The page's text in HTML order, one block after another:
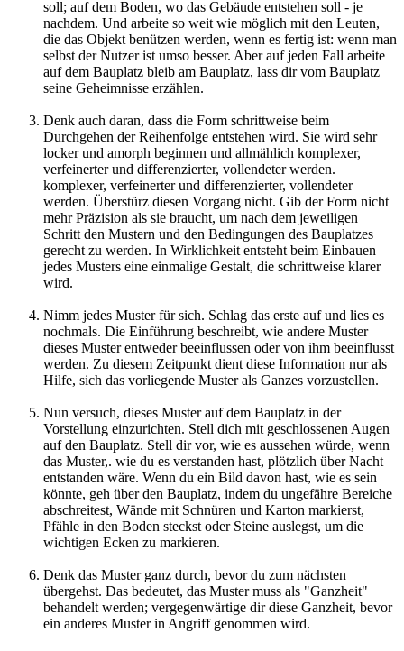
soll; auf dem Boden, wo das Gebäude entstehen soll - je
nachdem. Und arbeite so weit wie möglich mit den Leuten,
die das Objekt benützen werden, wenn es fertig ist: wenn man
selbst der Nutzer ist umso besser. Aber auf jeden Fall arbeite
auf dem Bauplatz bleib am Bauplatz, lass dir vom Bauplatz
seine Geheimnisse erzählen.
Denk auch daran, dass die Form schrittweise beim
Durchgehen der Reihenfolge entstehen wird. Sie wird sehr
locker und amorph beginnen und allmählich komplexer,
verfeinerter und differenzierter, vollendeter werden.
komplexer, verfeinerter und differenzierter, vollendeter
werden. Überstürz diesen Vorgang nicht. Gib der Form nicht
mehr Präzision als sie braucht, um nach dem jeweiligen
Schritt den Mustern und den Bedingungen des Bauplatzes
gerecht zu werden. In Wirklichkeit entsteht beim Einbauen
jedes Musters eine einmalige Gestalt, die schrittweise klarer
wird.
Nimm jedes Muster für sich. Schlag das erste auf und lies es
nochmals. Die Einführung beschreibt, wie andere Muster
dieses Muster entweder beeinflussen oder von ihm beeinflusst
werden. Zu diesem Zeitpunkt dient diese Information nur als
Hilfe, sich das vorliegende Muster als Ganzes vorzustellen.
Nun versuch, dieses Muster auf dem Bauplatz in der
Vorstellung einzurichten. Stell dich mit geschlossenen Augen
auf den Bauplatz. Stell dir vor, wie es aussehen würde, wenn
das Muster,. wie du es verstanden hast, plötzlich über Nacht
entstanden wäre. Wenn du ein Bild davon hast, wie es sein
könnte, geh über den Bauplatz, indem du ungefähre Bereiche
abschreitest, Wände mit Schnüren und Karton markierst,
Pfähle in den Boden steckst oder Steine auslegst, um die
wichtigen Ecken zu markieren.
Denk das Muster ganz durch, bevor du zum nächsten
übergehst. Das bedeutet, das Muster muss als "Ganzheit"
behandelt werden; vergegenwärtige dir diese Ganzheit, bevor
ein anderes Muster in Angriff genommen wird.